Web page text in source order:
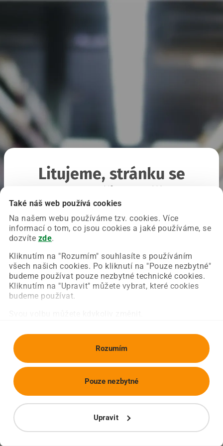
Také náš web používá cookies
Na našem webu používáme tzv. cookies. Více
informací o tom, co jsou cookies a jaké používáme, se
dozvíte zde.
Kliknutím na "Rozumím" souhlasíte s používáním
všech našich cookies. Po kliknutí na "Pouze nezbytné"
budeme používat pouze nezbytné technické cookies.
Kliknutím na "Upravit" můžete vybrat, které cookies
budeme používat.
Rozumím
Upravit
Pouze nezbytné
Litujeme, stránku se
Chyba nastala na naší straně a už ji opravujeme.
Zkuste prosím znovu načíst požadovanou stránku.
Obnovit stránku Úvodní strana